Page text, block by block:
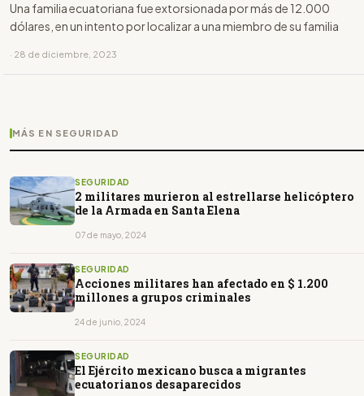
Una familia ecuatoriana fue extorsionada por más de 12.000
dólares, en un intento por localizar a una miembro de su familia
· 28 de diciembre, 2023
MÁS EN SEGURIDAD
SEGURIDAD
2 militares murieron al estrellarse helicóptero
de la Armada en Santa Elena
07 de mayo, 2024
SEGURIDAD
Acciones militares han afectado en $ 1.200
millones a grupos criminales
24 de junio, 2024
SEGURIDAD
El Ejército mexicano busca a migrantes
ecuatorianos desaparecidos